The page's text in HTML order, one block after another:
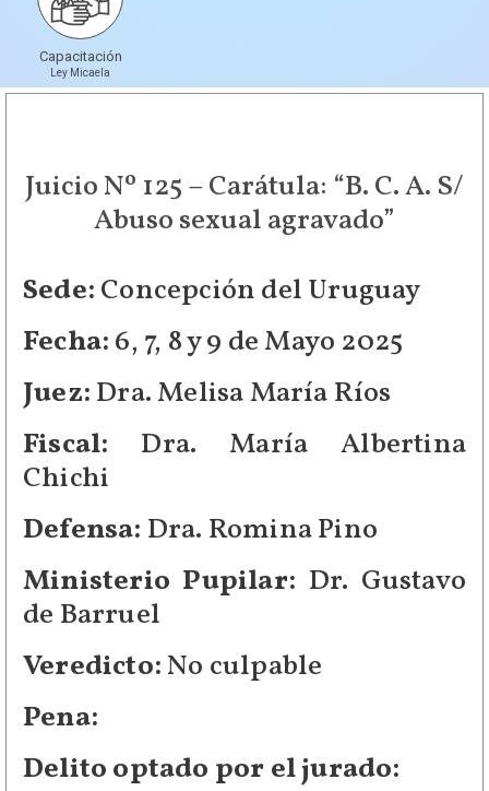
Capacitación
Ley Micaela
Juicio Nº 125 – Carátula: “B. C. A. S/
Abuso sexual agravado”
Sede:Concepción del Uruguay
Fecha:6, 7, 8 y 9 de Mayo 2025
Juez:Dra. Melisa María Ríos
Fiscal: Dra. María Albertina
Chichi
Defensa: Dra. Romina Pino
Ministerio Pupilar: Dr. Gustavo
de Barruel
Veredicto:No culpable
Pena:
Delito optado por el jurado: